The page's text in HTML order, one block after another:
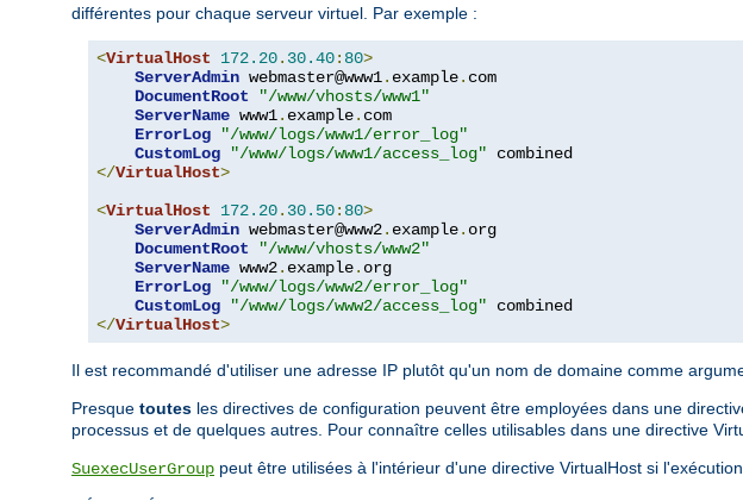
différentes pour chaque serveur virtuel. Par exemple :
<VirtualHost 172.20. 30.40: 80>
ServerAdmin webmaster@www1. example. com
DocumentRoot
"/www/vhosts/www1"
ServerName www1. example. com
ErrorLog
"/www/logs/www1/error_log"
CustomLog
"/www/logs/www1/access_log"
</VirtualHost>
<VirtualHost 172.20. 30.50: 80>
ServerAdmin webmaster@www2. example. org
DocumentRoot
"/www/vhosts/www2"
ServerName www2. example. org
ErrorLog
"/www/logs/www2/error_log"
CustomLog
"/www/logs/www2/access_log"
</VirtualHost>
Il est recommandé d'utiliser une adresse IP plutôt qu'un nom de domaine comme
Presque toutes les directives de configuration peuvent être employées dans une
processus et de quelques autres. Pour connaître celles utilisables dans une directive
SuexecUserGroup peut être utilisées à l'intérieur d'une directive VirtualHost si